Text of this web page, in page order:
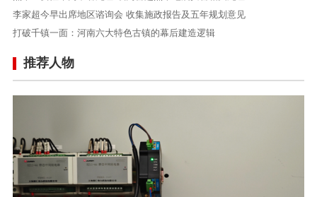
李家超今早出席地区谘询会 收集施政报告及五年规划意见
打破千镇一面：河南六大特色古镇的幕后建造逻辑
推荐人物